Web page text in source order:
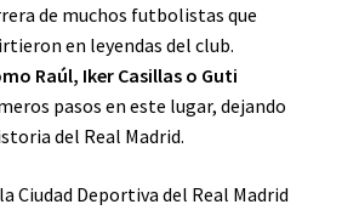
de muchos futbolistas que
en leyendas del club.
Raúl, Iker Casillas o Guti
pasos en este lugar, dejando
del Real Madrid.
Ciudad Deportiva del Real Madrid